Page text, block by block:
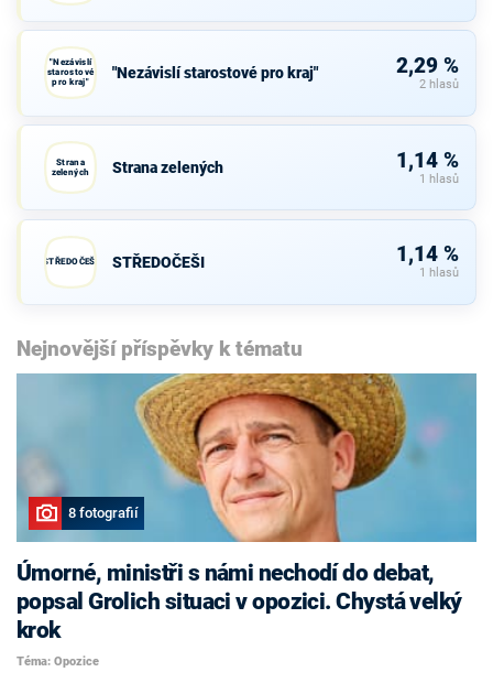
"Nezávislí
starostové
pro kraj"
"Nezávislí starostové pro kraj" 2,29 %
2 hlasů
Strana
zelených
Strana zelených 1,14 %
1 hlasů
STŘEDOČEŠI STŘEDOČEŠI 1,14 %
1 hlasů
Nejnovější příspěvky k tématu
8 fotografií
Úmorné, ministři s námi nechodí do debat,
popsal Grolich situaci v opozici. Chystá velký
krok
Téma: Opozice